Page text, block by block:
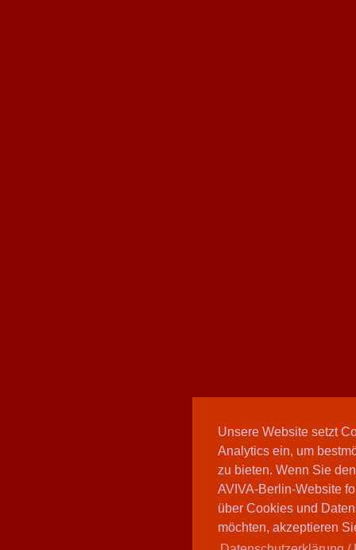
Unsere Website setzt
Analytics ein, um
zu bieten. Wenn Sie
AVIVA-Berlin-Website
über Cookies und
möchten, akzeptieren